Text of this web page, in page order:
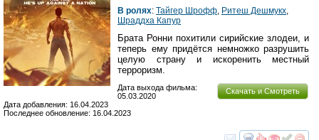
В ролях: Тайгер Шрофф, Ритеш Дешмукх,
Шраддха Капур
Брата Ронни похитили сирийские злодеи, и
теперь ему придётся немножко разрушить
целую страну и искоренить местный
терроризм.
Скачать и Смотреть
Дата выхода фильма:
05.03.2020
Дата добавления: 16.04.2023
Последнее обновление: 16.04.2023